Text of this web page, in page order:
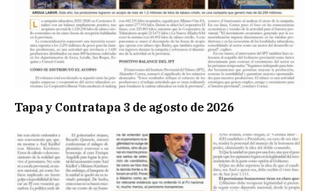
Tapa y Contratapa 3 de agosto de 2026